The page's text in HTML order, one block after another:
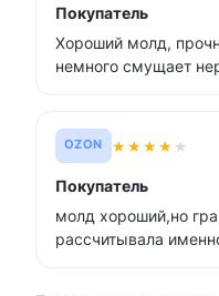
Покупатель
Хороший молд,
немного смущает
OZON ★★★★ ★
Покупатель
молд хороший,но
рассчитывала